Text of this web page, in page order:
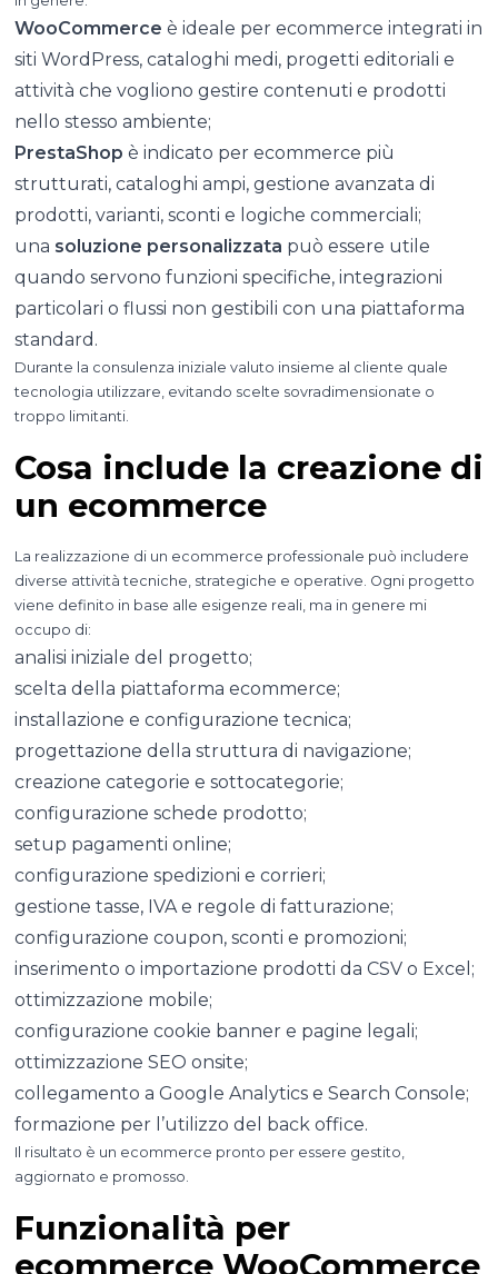
WooCommerce è ideale per ecommerce integrati in
siti WordPress, cataloghi medi, progetti editoriali e
attività che vogliono gestire contenuti e prodotti
nello stesso ambiente;
PrestaShop è indicato per ecommerce più
strutturati, cataloghi ampi, gestione avanzata di
prodotti, varianti, sconti e logiche commerciali;
una soluzione personalizzata può essere utile
quando servono funzioni specifiche, integrazioni
particolari o flussi non gestibili con una piattaforma
standard.
Durante la consulenza iniziale valuto insieme al cliente quale
tecnologia utilizzare, evitando scelte sovradimensionate o
troppo limitanti.
Cosa include la creazione di
un ecommerce
La realizzazione di un ecommerce professionale può includere
diverse attività tecniche, strategiche e operative. Ogni progetto
viene definito in base alle esigenze reali, ma in genere mi
occupo di:
analisi iniziale del progetto;
scelta della piattaforma ecommerce;
installazione e configurazione tecnica;
progettazione della struttura di navigazione;
creazione categorie e sottocategorie;
configurazione schede prodotto;
setup pagamenti online;
configurazione spedizioni e corrieri;
gestione tasse, IVA e regole di fatturazione;
configurazione coupon, sconti e promozioni;
inserimento o importazione prodotti da CSV o Excel;
ottimizzazione mobile;
configurazione cookie banner e pagine legali;
ottimizzazione SEO onsite;
collegamento a Google Analytics e Search Console;
formazione per l’utilizzo del back office.
Il risultato è un ecommerce pronto per essere gestito,
aggiornato e promosso.
Funzionalità per
ecommerce WooCommerce